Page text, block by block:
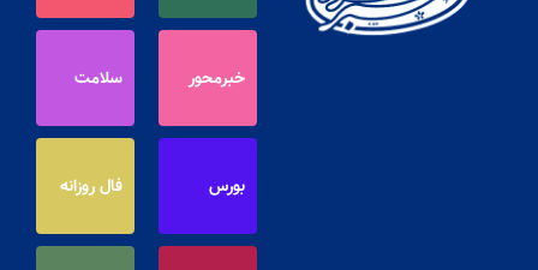
خبرمحور سلامت
بورس فال روزانه